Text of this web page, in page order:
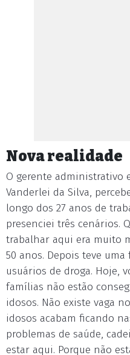
Nova realidade
O gerente administrativo
Vanderlei da Silva,
longo dos 27 anos de
presenciei três cenários.
trabalhar aqui era muito
50 anos. Depois teve
usuários de droga. Hoje,
famílias não estão
idosos. Não existe vaga
idosos acabam ficando
problemas de saúde,
estar aqui. Porque não